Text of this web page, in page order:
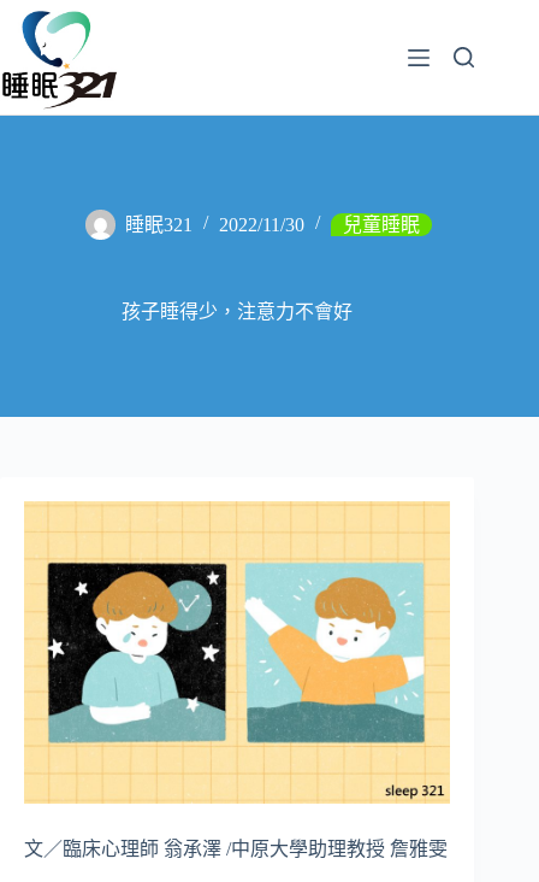
睡眠321 2022/11/30 兒童睡眠
孩子睡得少，注意力不會好
文／臨床心理師 翁承澤 /中原大學助理教授 詹雅雯